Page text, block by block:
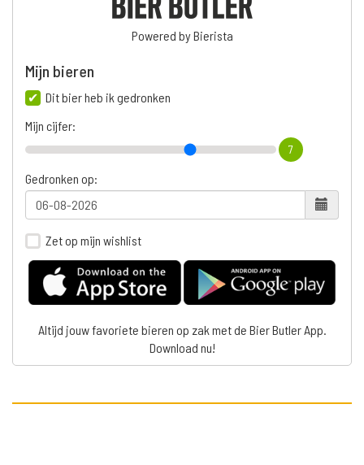
Powered by Bierista
Mijn bieren
Dit bier heb ik gedronken
Mijn cijfer:
7
Gedronken op:
Zet op mijn wishlist
Altijd jouw favoriete bieren op zak met de Bier Butler App.
Download nu!